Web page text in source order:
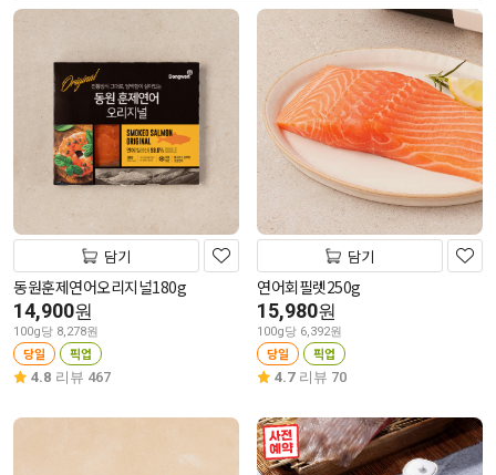
담기
동원훈제연어오리지널180g
14,900원
100g당 8,278원
당일 픽업
4.8 리뷰 467
담기
연어회필렛250g
15,980원
100g당 6,392원
당일 픽업
4.7 리뷰 70
사전 예약